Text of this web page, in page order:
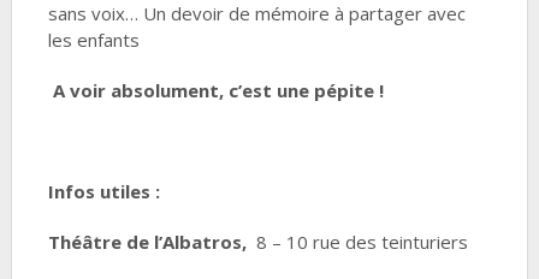
sans voix… Un devoir de mémoire à partager avec
les enfants
A voir absolument, c’est une pépite !
Infos utiles :
Théâtre de l’Albatros, 8 – 10 rue des teinturiers